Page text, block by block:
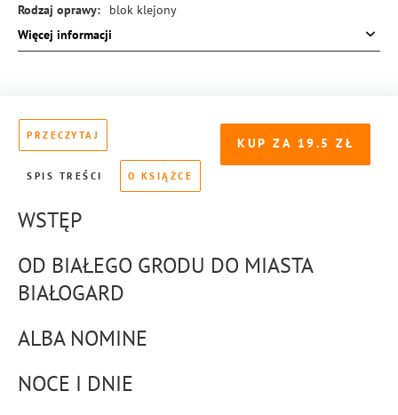
Rodzaj oprawy:
blok klejony
ISBN:
978-83-8273-911-4
Więcej informacji
KUP ZA 19.5
PRZECZYTAJ
SPIS TREŚCI O KSIĄŻCE
WSTĘP
OD BIAŁEGO GRODU DO MIASTA
BIAŁOGARD
ALBA NOMINE
NOCE I DNIE